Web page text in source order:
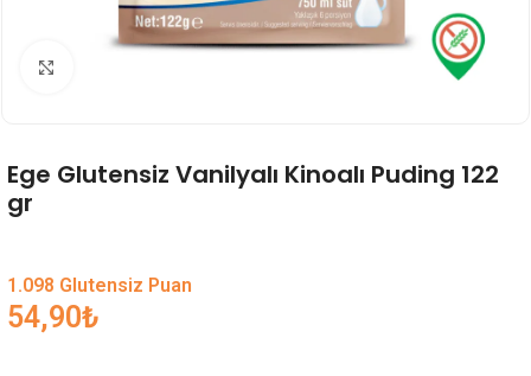
Ege Glutensiz Vanilyalı Kinoalı Puding 122
gr
1.098 Glutensiz Puan
54,90₺